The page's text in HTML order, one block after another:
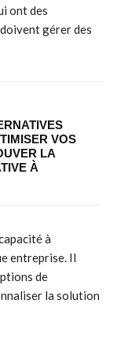
ont des
gérer des
VOS
LA
À
à
entreprise. Il
de
la solution